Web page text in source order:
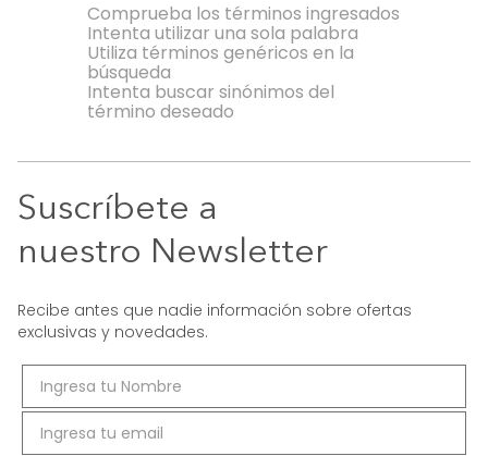
Comprueba los términos ingresados
Intenta utilizar una sola palabra
Utiliza términos genéricos en la
búsqueda
Intenta buscar sinónimos del
término deseado
Suscríbete a
nuestro Newsletter
Recibe antes que nadie información sobre ofertas
exclusivas y novedades.
Cama
Mesa Centro
Mesa Noche